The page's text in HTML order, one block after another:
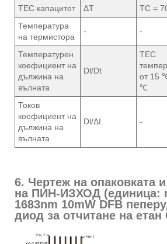
TEC капацитет ΔT TC =
Температура
на термистора
- -
Температурен
коефициент на
дължина на
вълната
Dl/Dt
TEC
от 15
℃
Токов
коефициент на
дължина на
вълната
Dl/ΔI -
6. Чертеж на опаковката
на ПИН-ИЗХОД (единица:
1683nm 10mW DFB
диод за отчитане на етан